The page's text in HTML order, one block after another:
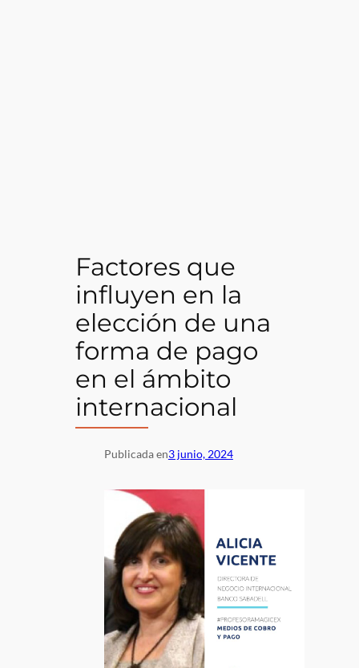
Factores que
influyen en la
elección de una
forma de pago
en el ámbito
internacional
Publicada en3 junio, 2024